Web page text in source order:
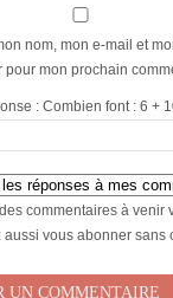
nom, mon e-mail et
pour mon prochain
: Combien font : 6 +
commentaires à venir
aussi vous abonner sans